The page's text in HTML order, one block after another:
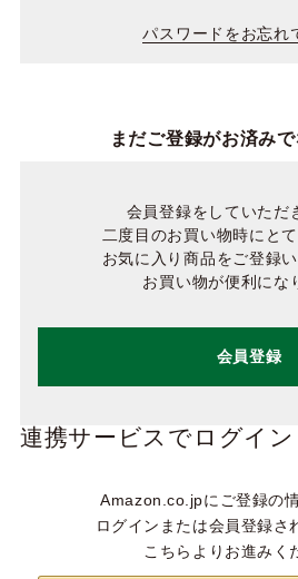
パスワードをお忘れ
まだご登録がお済み
会員登録をしていただ
二度目のお買い物時にとて
お気に入り商品をご登録
お買い物が便利にな
会員登録
連携サービスでログイン
Amazon.co.jpにご登録の
ログインまたは会員登録さ
こちらよりお進みく